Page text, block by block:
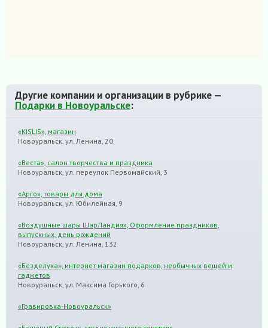
Другие компании и организации в рубрике —
Подарки в Новоуральске:
«KISLIS», магазин
Новоуральск, ул. Ленина, 20
«Веста», салон творчества и праздника
Новоуральск, ул. переулок Первомайский, 3
«Арго», товары для дома
Новоуральск, ул. Юбилейная, 9
«Воздушные шары ШарЛандия», Оформление праздников,
выпускных, день рождений
Новоуральск, ул. Ленина, 132
«Безделуха», интернет магазин подарков, необычных вещей и
гаджетов
Новоуральск, ул. Максима Горького, 6
«Гравировка-Новоуральск»